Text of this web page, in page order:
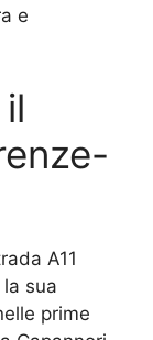
e
A11
sua
prime